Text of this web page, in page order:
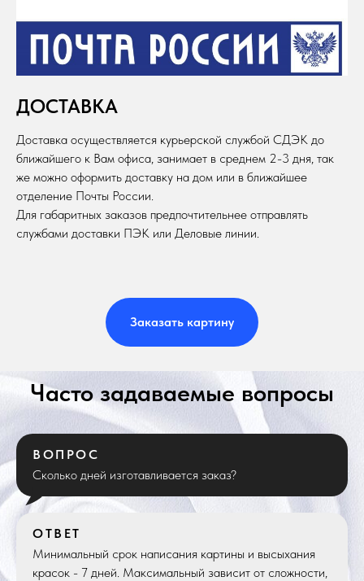
ДОСТАВКА
Доставка осуществляется курьерской службой СДЭК до
ближайшего к Вам офиса, занимает в среднем 2-3 дня, так
же можно оформить доставку на дом или в ближайшее
отделение Почты России.
Для габаритных заказов предпочтительнее отправлять
службами доставки ПЭК или Деловые линии.
Заказать картину
Часто задаваемые вопросы
ВОПРОС
Сколько дней изготавливается заказ?
ОТВЕТ
Минимальный срок написания картины и высыхания
красок - 7 дней. Максимальный зависит от сложности,